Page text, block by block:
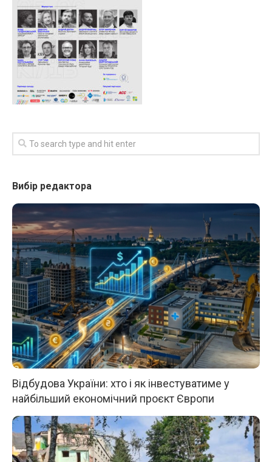
Вибір редактора
Відбудова України: хто і як інвестуватиме у
найбільший економічний проєкт Європи